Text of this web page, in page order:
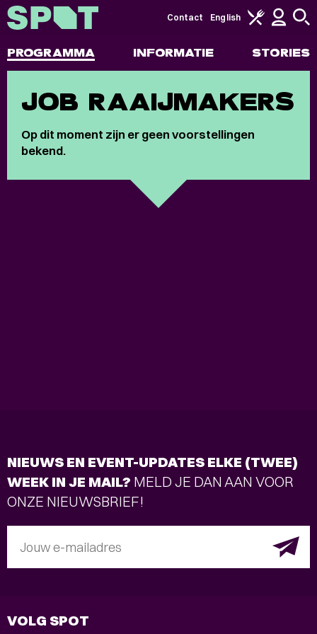
PROGRAMMA INFORMATIE STORIES
Contact English
JOB RAAIJMAKERS
Op dit moment zijn er geen voorstellingen
bekend.
NIEUWS EN EVENT-UPDATES ELKE (TWEE)
WEEK IN JE MAIL? MELD JE DAN AAN VOOR
ONZE NIEUWSBRIEF!
Jouw e-mailadres
VOLG SPOT